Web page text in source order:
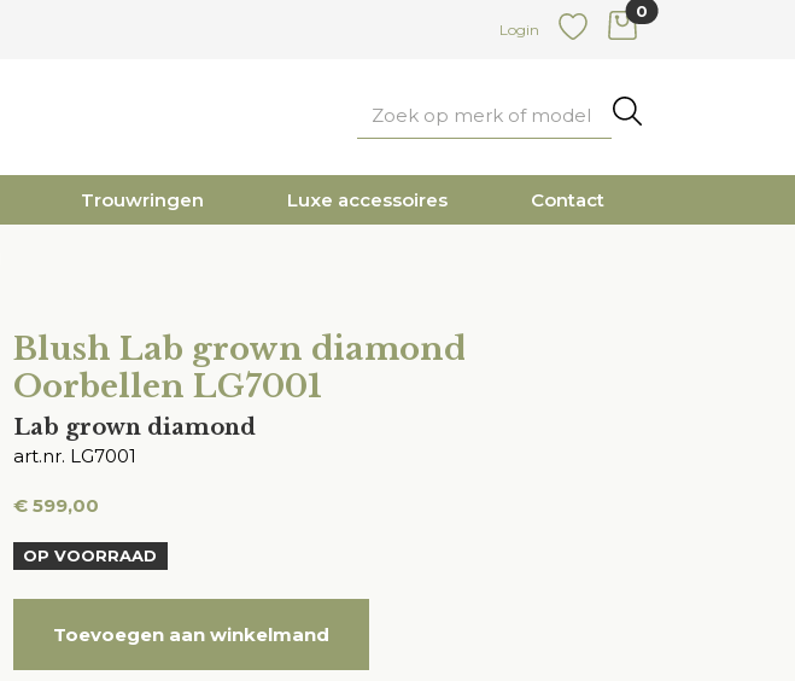
Login
0
items in cart
Trouwringen Luxe accessoires Contact
Blush Lab grown diamond
Oorbellen LG7001
Lab grown diamond
art.nr. LG7001
€ 599,00
OP VOORRAAD
Toevoegen aan winkelmand